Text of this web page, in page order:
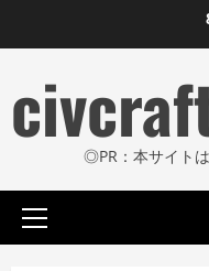
ン
ン
ツ
ス
ッ
◎PR：本サイト
プ